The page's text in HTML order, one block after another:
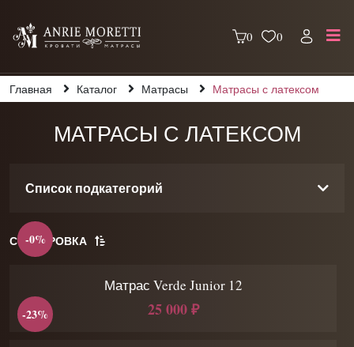
0 0
Главная Каталог Матрасы Матрасы с латексом
МАТРАСЫ С ЛАТЕКСОМ
Список подкатегорий
СОРТИРОВКА
-0%
Матрас Verde Junior 12
25 000 ₽
-23%